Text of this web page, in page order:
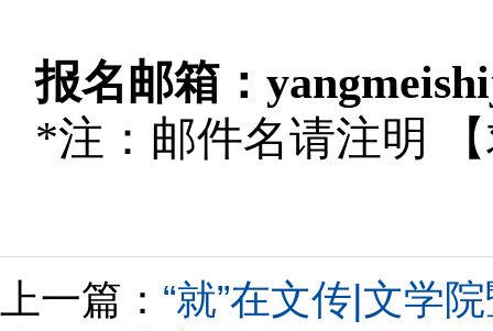
报名邮箱：
*注：邮件名请注明
上一篇： “就”在文传|文学